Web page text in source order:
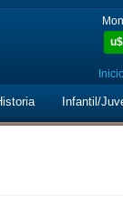
u$
Infantil/